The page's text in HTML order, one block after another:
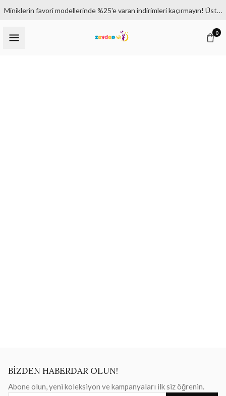
Miniklerin favori modellerinde %25'e varan indirimleri kaçırmayın! Üstelik 1500₺ ve üzeri siparişlerde kargo bedava.
0
BİZDEN HABERDAR OLUN!
Abone olun, yeni koleksiyon ve kampanyaları ilk siz öğrenin.